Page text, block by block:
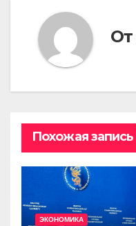
От
Похожая запись
ЭКОНОМИКА